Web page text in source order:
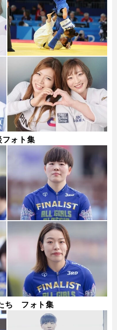
ォト集
ち フォト集